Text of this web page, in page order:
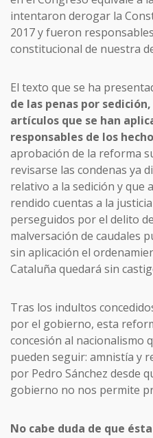
intentaron derogar la
2017 y fueron
constitucional de nuestra
El texto que se ha
de las penas por
artículos que se han
responsables de los
aprobación de la reforma
revisarse las condenas ya
relativo a la sedición y que
rendido cuentas a la
perseguidos por el delito
malversación de caudales
sin aplicación el
Cataluña quedará sin
Tras los indultos
por el gobierno, esta
concesión al nacionalismo
pueden seguir: amnistía y
por Pedro Sánchez desde
gobierno no nos permite
No cabe duda de que